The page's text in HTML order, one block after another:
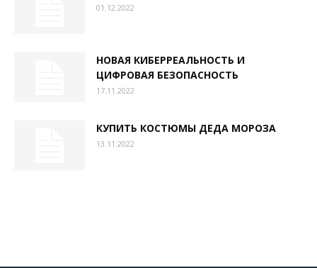
01.12.2022
НОВАЯ КИБЕРРЕАЛЬНОСТЬ И
ЦИФРОВАЯ БЕЗОПАСНОСТЬ
17.11.2022
КУПИТЬ КОСТЮМЫ ДЕДА МОРОЗА
13.11.2022